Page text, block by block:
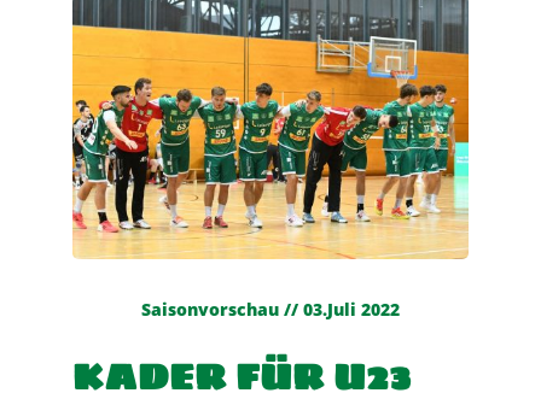
Saisonvorschau // 03.Juli 2022
KADER FÜR U23